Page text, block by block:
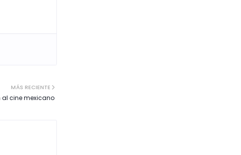
MÁS RECIENTE
al cine mexicano